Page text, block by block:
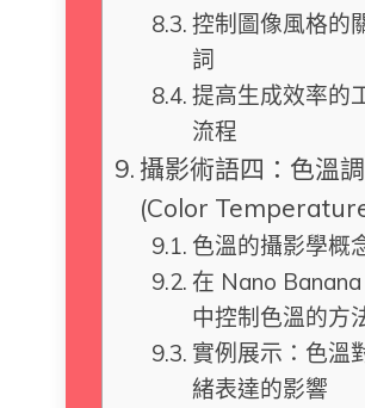
控制圖像風格的
詞
提高生成效率的
流程
攝影術語四：色溫
(Color
色溫的攝影學概
在 Nano Banana
中控制色溫的方
實例展示：色溫
緒表達的影響